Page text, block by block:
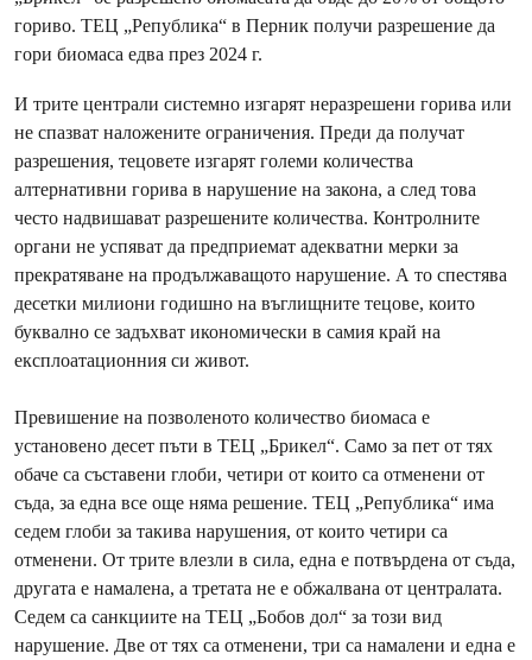
гориво. ТЕЦ „Република“ в Перник получи разрешение да
гори биомаса едва през 2024 г.
И трите централи системно изгарят неразрешени горива или
не спазват наложените ограничения. Преди да получат
разрешения, тецовете изгарят големи количества
алтернативни горива в нарушение на закона, а след това
често надвишават разрешените количества. Контролните
органи не успяват да предприемат адекватни мерки за
прекратяване на продължаващото нарушение. А то спестява
десетки милиони годишно на въглищните тецове, които
буквално се задъхват икономически в самия край на
експлоатационния си живот.
Превишение на позволеното количество биомаса е
установено десет пъти в ТЕЦ „Брикел“. Само за пет от тях
обаче са съставени глоби, четири от които са отменени от
съда, за една все още няма решение. ТЕЦ „Република“ има
седем глоби за такива нарушения, от които четири са
отменени. От трите влезли в сила, една е потвърдена от съда,
другата е намалена, а третата не е обжалвана от централата.
Седем са санкциите на ТЕЦ „Бобов дол“ за този вид
нарушение. Две от тях са отменени, три са намалени и една е